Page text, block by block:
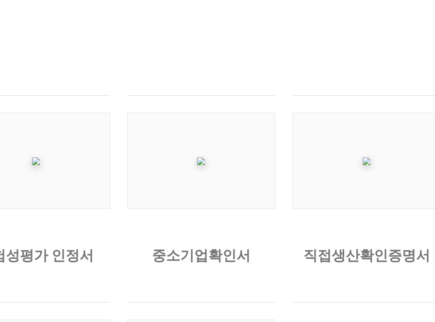
성평가 인정서 중소기업확인서 직접생산확인증명서